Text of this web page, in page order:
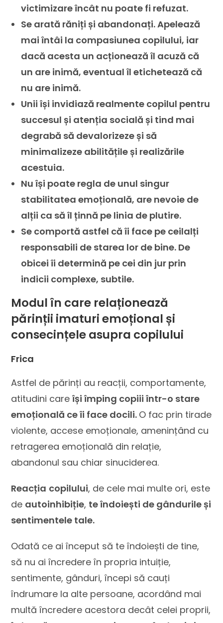
victimizare încât nu poate fi refuzat.
Se arată răniți și abandonați. Apelează
mai întâi la compasiunea copilului, iar
dacă acesta un acționează îl acuză că
un are inimă, eventual îl etichetează că
nu are inimă.
Unii își invidiază realmente copilul pentru
succesul și atenția socială și tind mai
degrabă să devalorizeze și să
minimalizeze abilitățile și realizările
acestuia.
Nu își poate regla de unul singur
stabilitatea emoțională, are nevoie de
alții ca să îl ținnă pe linia de plutire.
Se comportă astfel că îi face pe ceilalți
responsabili de starea lor de bine. De
obicei îi determină pe cei din jur prin
indicii complexe, subtile.
Modul în care relaționează
părinții imaturi emoțional și
consecințele asupra copilului
Frica
Astfel de părinți au reacții, comportamente,
atitudini careîși împing copiii într-o stare
emoțională ce îi face docili. O fac prin tirade
violente, accese emoționale, amenințând cu
retragerea emoțională din relație,
abandonul sau chiar sinuciderea.
Reacția copilului, de cele mai multe ori, este
de autoinhibiție, te îndoiești de gândurile și
sentimentele tale.
Odată ce ai început să te îndoiești de tine,
să nu ai încredere în propria intuiție,
sentimente, gânduri, începi să cauți
îndrumare la alte persoane, acordând mai
multă încredere acestora decât celei proprii,